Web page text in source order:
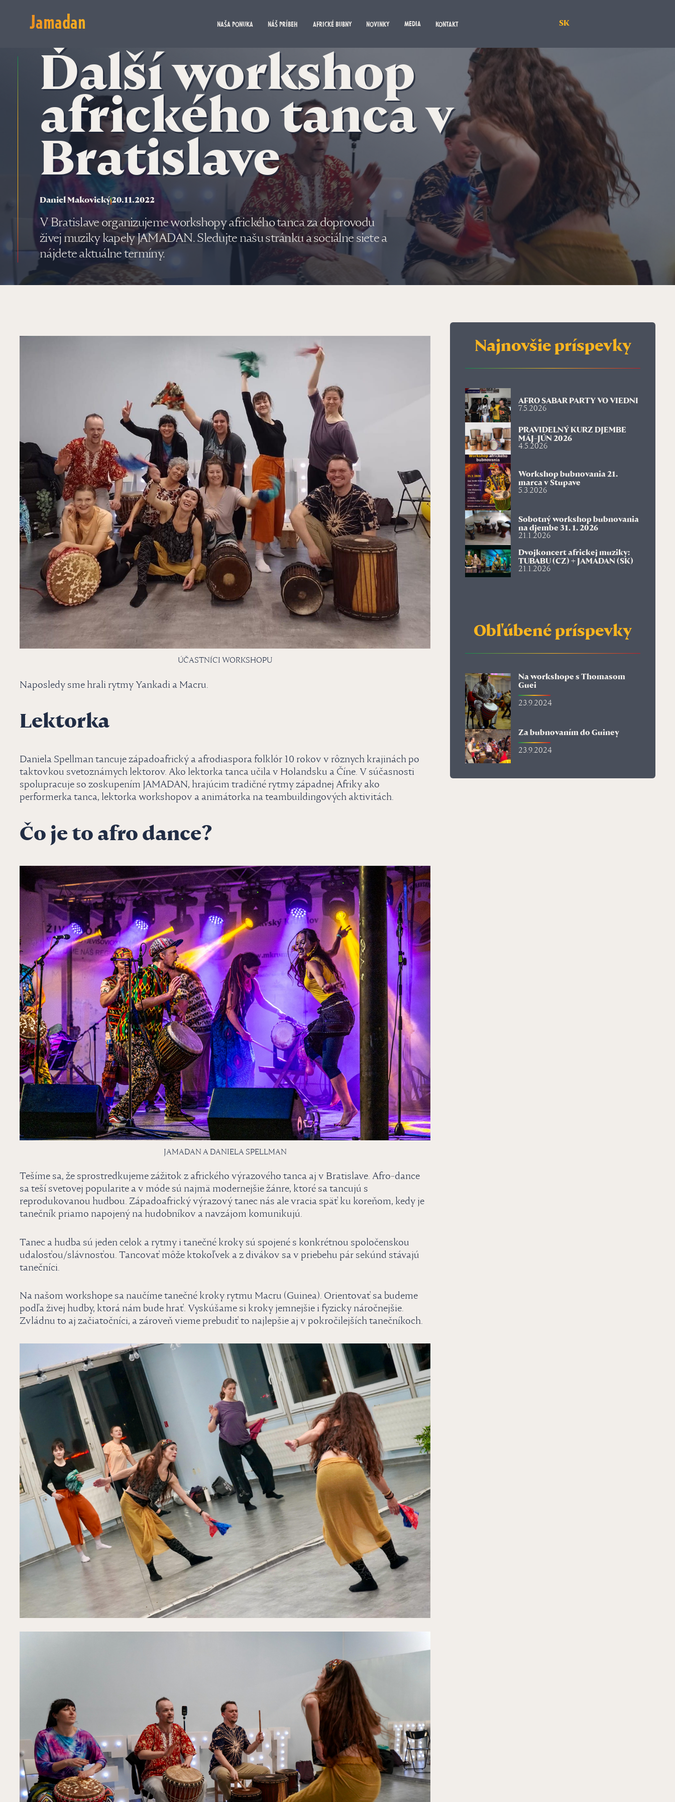
Jamadan NAŠA PONUKA NÁŠ PRÍBEH AFRICKÉ BUBNY NOVINKY MEDIA KONTAKT SK
Ďalší workshop
afrického tanca v
Bratislave
Daniel Makovický20.11.2022
V Bratislave organizujeme workshopy afrického tanca za doprovodu
živej muziky kapely JAMADAN. Sledujte našu stránku a sociálne siete a
nájdete aktuálne termíny.
ÚČASTNÍCI WORKSHOPU
Naposledy sme hrali rytmy Yankadi a Macru.
Lektorka
Daniela Spellman tancuje západoafrický a afrodiaspora folklór 10 rokov v rôznych krajinách po
taktovkou svetoznámych lektorov. Ako lektorka tanca učila v Holandsku a Číne. V súčasnosti
spolupracuje so zoskupením JAMADAN, hrajúcim tradičné rytmy západnej Afriky ako
performerka tanca, lektorka workshopov a animátorka na teambuildingových aktivitách.
Čo je to afro dance?
JAMADAN A DANIELA SPELLMAN
Tešíme sa, že sprostredkujeme zážitok z afrického výrazového tanca aj v Bratislave. Afro-dance
sa teší svetovej popularite a v móde sú najmä modernejšie žánre, ktoré sa tancujú s
reprodukovanou hudbou. Západoafrický výrazový tanec nás ale vracia späť ku koreňom, kedy je
tanečník priamo napojený na hudobníkov a navzájom komunikujú.
Tanec a hudba sú jeden celok a rytmy i tanečné kroky sú spojené s konkrétnou spoločenskou
udalosťou/slávnosťou. Tancovať môže ktokoľvek a z divákov sa v priebehu pár sekúnd stávajú
tanečníci.
Na našom workshope sa naučíme tanečné kroky rytmu Macru (Guinea). Orientovať sa budeme
podľa živej hudby, ktorá nám bude hrať. Vyskúšame si kroky jemnejšie i fyzicky náročnejšie.
Zvládnu to aj začiatočníci, a zároveň vieme prebudiť to najlepšie aj v pokročilejších tanečníkoch.
Najnovšie príspevky
AFRO SABAR PARTY VO VIEDNI
7.5.2026
PRAVIDELNÝ KURZ DJEMBE
MÁJ-JÚN 2026
4.5.2026
Workshop bubnovania 21.
marca v Stupave
5.3.2026
Sobotný workshop bubnovania
na djembe 31. 1. 2026
21.1.2026
Dvojkoncert africkej muziky:
TUBABU (CZ) + JAMADAN (SK)
21.1.2026
Obľúbené príspevky
Na workshope s Thomasom
Guei
23.9.2024
Za bubnovaním do Guiney
23.9.2024